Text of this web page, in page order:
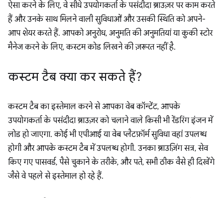
ऐसा करने के लिए, वे सीधे उपयोगकर्ता के पसंदीदा ब्राउज़र पर काम करते
हैं और उनके साथ मिलने वाली सुविधाओं और उसकी स्थिति को अपने-
आप शेयर करते हैं. आपको अनुरोध, अनुमति की अनुमतियां या कुकी स्टोर
मैनेज करने के लिए, कस्टम कोड लिखने की ज़रूरत नहीं है.
कस्टम टैब क्या कर सकते हैं?
कस्टम टैब का इस्तेमाल करने से आपका वेब कॉन्टेंट, आपके
उपयोगकर्ता के पसंदीदा ब्राउज़र को चलाने वाले किसी भी रेंडरिंग इंजन में
लोड हो जाएगा. कोई भी एपीआई या वेब प्लैटफ़ॉर्म सुविधा वहां उपलब्ध
होगी और आपके कस्टम टैब में उपलब्ध होगी. उनका ब्राउज़िंग सत्र, सेव
किए गए पासवर्ड, पैसे चुकाने के तरीके, और पते, सभी ठीक वैसे ही दिखेंगे
जैसे वे पहले से इस्तेमाल हो रहे हैं.